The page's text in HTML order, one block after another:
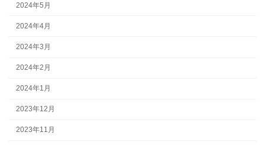
2024年5月
2024年4月
2024年3月
2024年2月
2024年1月
2023年12月
2023年11月